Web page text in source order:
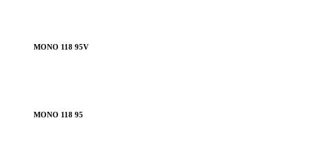
MONO 118 95V
MONO 118 95